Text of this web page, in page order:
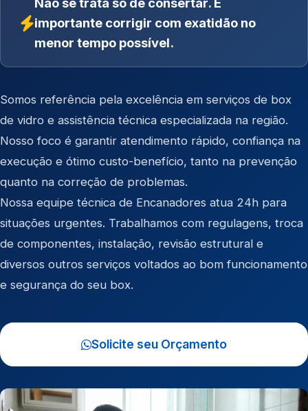
importante corrigir com exatidão no
menor tempo possível.
Somos referência pela excelência em serviços de box
de vidro e assistência técnica especializada na região.
Nosso foco é garantir atendimento rápido, confiança na
execução e ótimo custo-benefício, tanto na prevenção
quanto na correção de problemas.
Nossa equipe técnica de Encanadores atua 24h para
situações urgentes. Trabalhamos com regulagens, troca
de componentes, instalação, revisão estrutural e
diversos outros serviços voltados ao bom funcionamento
e segurança do seu box.
Solicite seu Orçamento